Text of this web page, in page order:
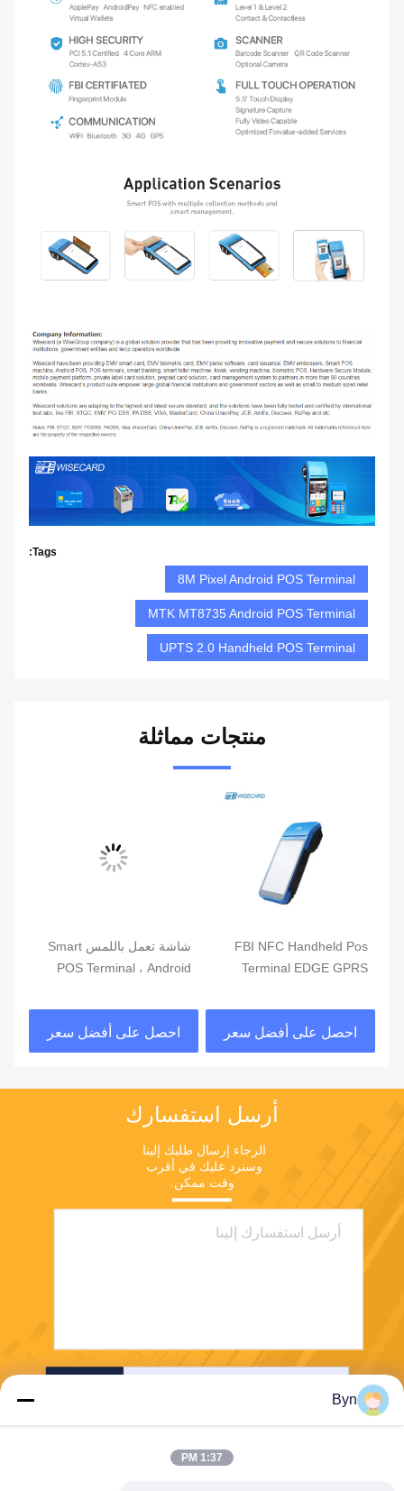
Tags:
8M Pixel Android POS Terminal
MTK MT8735 Android POS Terminal
UPTS 2.0 Handheld POS Terminal
منتجات مماثلة
FBI NFC Handheld Pos
Terminal EDGE GPRS
المحمولة
احصل على أفضل سعر
شاشة تعمل باللمس Smart
POS Terminal ، Android
احصل على أفضل سعر
أرسل استفسارك
وقت ممكن.
Byn
1:37 PM